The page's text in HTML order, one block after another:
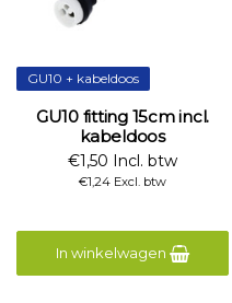
GU10 + kabeldoos
GU10 fitting 15cm incl.
kabeldoos
€1,50 Incl. btw
€1,24 Excl. btw
In winkelwagen